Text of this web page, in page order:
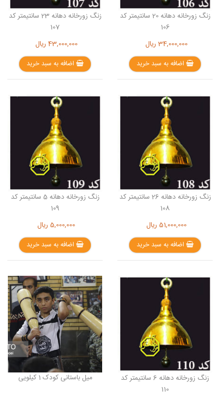
زنگ زورخانه دهانه 20 سانتیمتر کد
106
34,000,000 ریال
اضافه به سبد خرید
زنگ زورخانه دهانه 23 سانتیمتر کد
107
43,000,000 ریال
اضافه به سبد خرید
زنگ زورخانه دهانه 26 سانتیمتر کد
108
51,000,000 ریال
اضافه به سبد خرید
زنگ زورخانه دهانه 5 سانتیمتر کد
109
5,000,000 ریال
اضافه به سبد خرید
زنگ زورخانه دهانه 6 سانتیمتر کد
110
میل باستانی کودک 1 کیلویی